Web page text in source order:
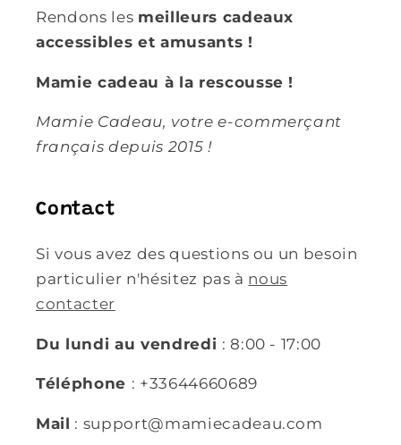
Rendons les meilleurs cadeaux
accessibles et amusants !
Mamie cadeau à la rescousse !
Mamie Cadeau, votre e-commerçant
français depuis 2015 !
Contact
Si vous avez des questions ou un besoin
particulier n'hésitez pas à nous
contacter
Du lundi au vendredi : 8:00 - 17:00
Téléphone : +33644660689
Mail : support@mamiecadeau.com